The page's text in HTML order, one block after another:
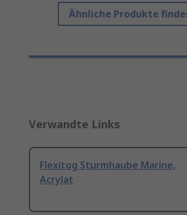
Ähnliche Produkte
Verwandte Links
Flexitog Sturmhaube Marine,
Acrylat